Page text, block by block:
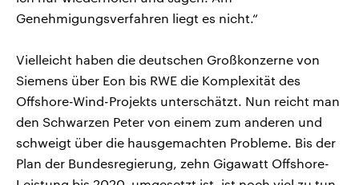
Genehmigungsverfahren liegt es nicht.“
Vielleicht haben die deutschen Großkonzerne von
Siemens über Eon bis RWE die Komplexität des
Offshore-Wind-Projekts unterschätzt. Nun reicht man
den Schwarzen Peter von einem zum anderen und
schweigt über die hausgemachten Probleme. Bis der
Plan der Bundesregierung, zehn Gigawatt Offshore-